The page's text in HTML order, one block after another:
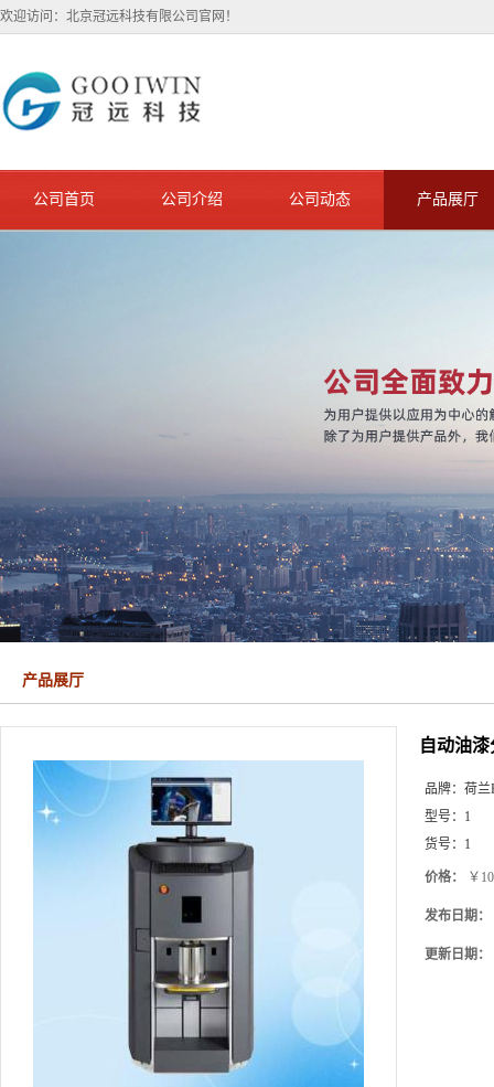
欢迎访问：北京冠远科技有限公司官网！
公司首页 公司介绍 公司动态 产品展厅
产品展厅
自动油
品牌： 荷兰
型号： 1
货号： 1
价格： ￥
发布日期：
更新日期：